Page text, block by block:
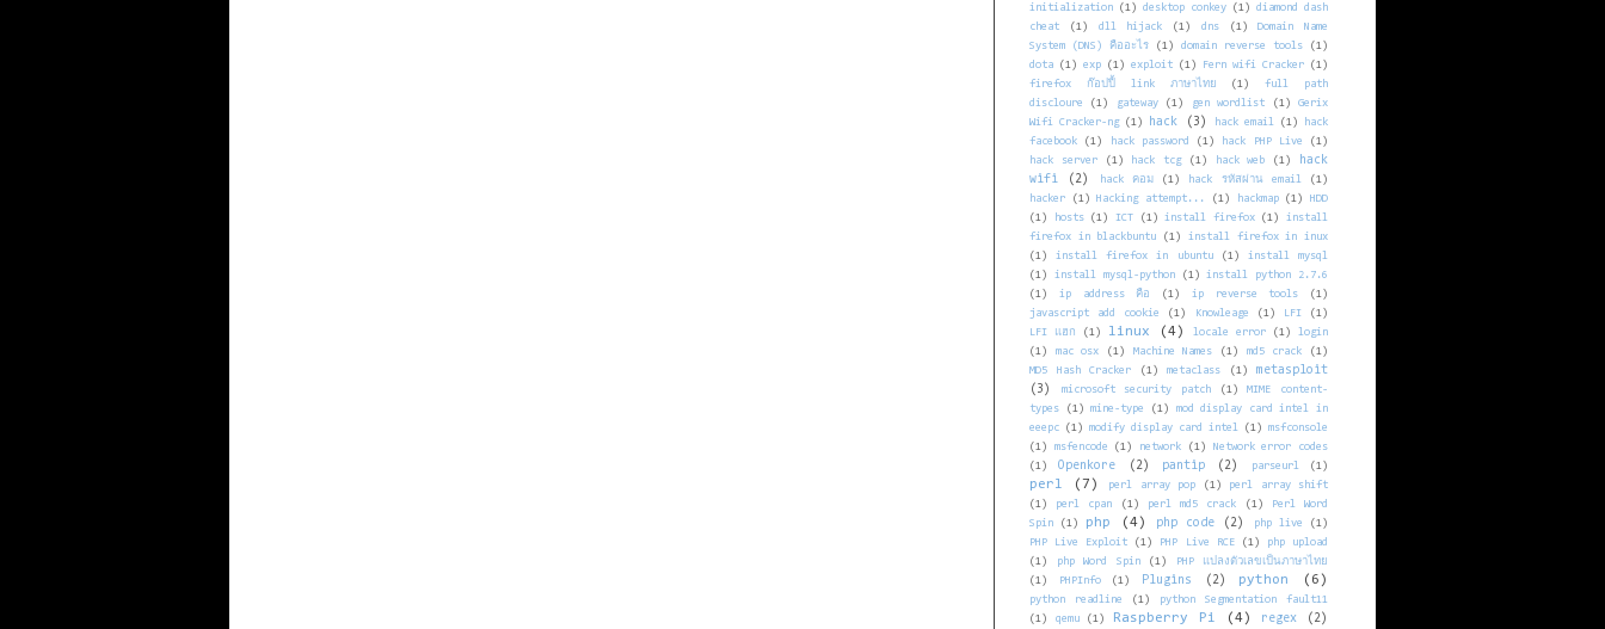
initialization
(1) desktop conkey (1)
diamond dash
cheat
(1) dll hijack (1) dns (1)
Domain Name
System (DNS) คืออะไร
(1) domain reverse tools
(1)
dota
(1) exp (1) exploit (1) Fern wifi Cracker
(1)
firefox ก๊อปปี้ link ภาษาไทย
(1)
full path
discloure
(1) gateway (1) gen wordlist (1)
Gerix
Wifi Cracker-ng
(1) hack (3) hack email (1)
hack
facebook
(1) hack password (1) hack PHP Live
(1)
hack server
(1) hack tcg (1) hack web (1)
hack
wifi
(2) hack คอม (1) hack รหัสผ่าน email
(1)
hacker
(1) Hacking attempt... (1) hackmap (1)
HDD
(1)
hosts (1) ICT (1) install firefox (1)
install
firefox in blackbuntu
(1)
install firefox in inux
(1)
install firefox in ubuntu (1)
install mysql
(1)
install mysql-python (1)
install python 2.7.6
(1)
ip address คือ (1) ip reverse tools
(1)
javascript add cookie
(1) Knowleage (1) LFI
(1)
LFI แฮก
(1) linux (4) locale error (1)
login
(1)
mac osx (1) Machine Names (1) md5 crack
(1)
MD5 Hash Cracker
(1) metaclass (1)
metasploit
(3)
microsoft security patch (1)
MIME content-
types
(1) mine-type (1)
mod display card intel in
eeepc
(1) modify display card intel (1)
msfconsole
(1)
msfencode (1) network (1)
Network error codes
(1)
Openkore (2) pantip (2) parseurl (1)
perl (7) perl array pop (1)
perl array shift
(1)
perl cpan (1) perl md5 crack (1)
Perl Word
Spin
(1) php (4) php code (2) php live
(1)
PHP Live Exploit
(1) PHP Live RCE (1)
php upload
(1)
php Word Spin (1)
PHP แปลงตัวเลขเป็นภาษาไทย
(1)
PHPInfo (1) Plugins (2) python (6)
python readline (1)
python Segmentation fault11
(1)
qemu (1) Raspberry Pi (4) regex
(2)